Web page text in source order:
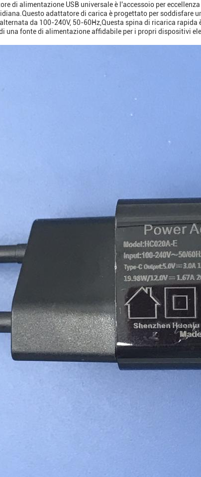
di alimentazione USB universale è l'accessoio per
adattatore di carica è progettato per soddisfare
da 100-240V, 50-60Hz,Questa spina di ricarica
una fonte di alimentazione affidabile per i propri dispositivi